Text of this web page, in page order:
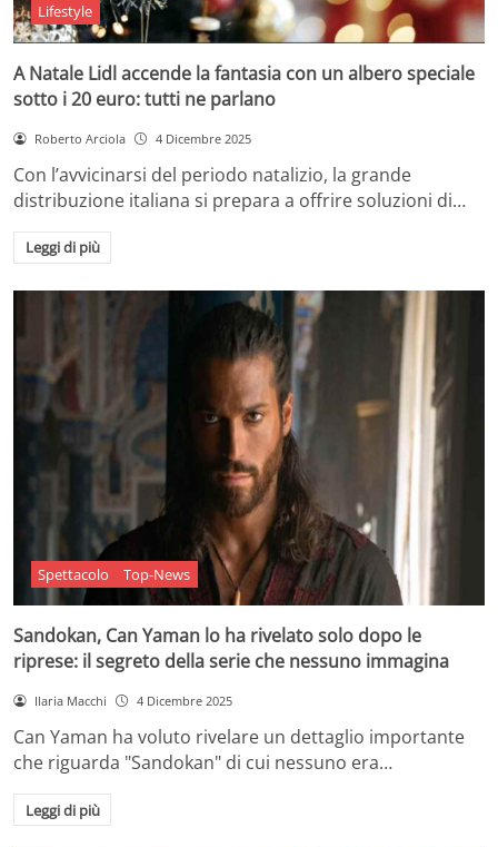
Lifestyle
A Natale Lidl accende la fantasia con un albero speciale
sotto i 20 euro: tutti ne parlano
Roberto Arciola 4 Dicembre 2025
Con l’avvicinarsi del periodo natalizio, la grande
distribuzione italiana si prepara a offrire soluzioni di…
Leggi di più
Spettacolo Top-News
Sandokan, Can Yaman lo ha rivelato solo dopo le
riprese: il segreto della serie che nessuno immagina
Ilaria Macchi 4 Dicembre 2025
Can Yaman ha voluto rivelare un dettaglio importante
che riguarda "Sandokan" di cui nessuno era…
Leggi di più